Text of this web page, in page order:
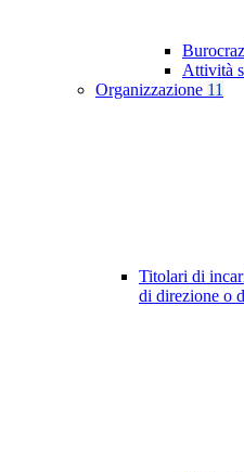
Attività
Organizzazione 11
Titolari di
di direzione o